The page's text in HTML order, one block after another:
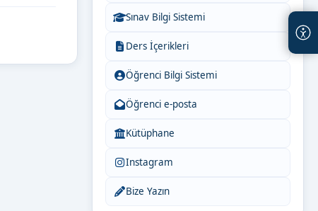
Sınav Bilgi Sistemi
Ders İçerikleri
Öğrenci Bilgi Sistemi
Öğrenci e-posta
Kütüphane
Instagram
Bize Yazın